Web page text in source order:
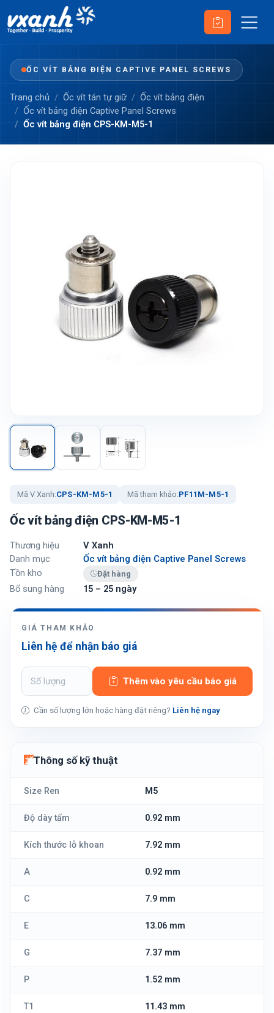
ỐC VÍT BẢNG ĐIỆN CAPTIVE PANEL SCREWS
Trang chủ Ốc vít tán tự giữ
Ốc vít bảng điện
Ốc vít bảng điện Captive Panel Screws
Ốc vít bảng điện CPS-KM-M5-1
Mã V Xanh:CPS-KM-M5-1 Mã tham khảo:PF11M-M5-1
Ốc vít bảng điện CPS-KM-M5-1
Thương hiệu
V Xanh
Danh mục
Ốc vít bảng điện Captive Panel Screws
Tồn kho
Đặt hàng
Bổ sung hàng 15 – 25 ngày
GIÁ THAM KHẢO
Liên hệ để nhận báo giá
Thêm vào yêu cầu báo giá
Cần số lượng lớn hoặc hàng đặt riêng? Liên hệ ngay
Thông số kỹ thuật
Size Ren M5
Độ dày tấm 0.92 mm
Kích thước lỗ khoan 7.92 mm
A 0.92 mm
C 7.9 mm
E 13.06 mm
G 7.37 mm
P 1.52 mm
T1 11.43 mm